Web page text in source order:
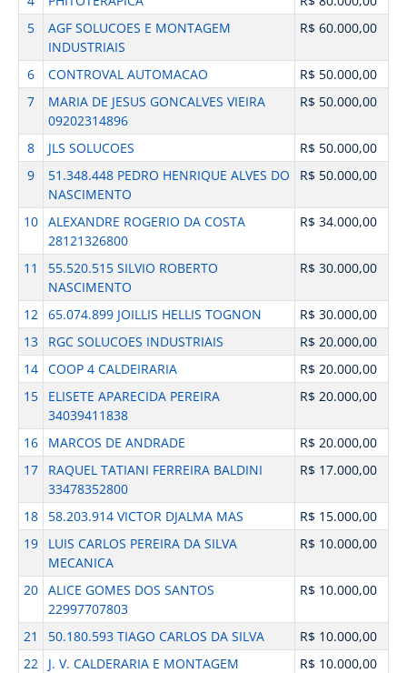
5
AGF SOLUCOES E MONTAGEM
INDUSTRIAIS
R$ 60.000,00
6 CONTROVAL AUTOMACAO
R$ 50.000,00
7
MARIA DE JESUS GONCALVES VIEIRA
09202314896
R$ 50.000,00
8 JLS SOLUCOES
R$ 50.000,00
9
51.348.448 PEDRO HENRIQUE ALVES DO
NASCIMENTO
R$ 50.000,00
10 ALEXANDRE ROGERIO DA COSTA
28121326800
R$ 34.000,00
11
55.520.515 SILVIO ROBERTO
NASCIMENTO
R$ 30.000,00
12 65.074.899 JOILLIS HELLIS TOGNON
R$ 30.000,00
13
RGC SOLUCOES INDUSTRIAIS
R$ 20.000,00
14 COOP 4 CALDEIRARIA
R$ 20.000,00
15
ELISETE APARECIDA PEREIRA
34039411838
R$ 20.000,00
16 MARCOS DE ANDRADE
R$ 20.000,00
17
RAQUEL TATIANI FERREIRA BALDINI
33478352800
R$ 17.000,00
18 58.203.914 VICTOR DJALMA MAS
R$ 15.000,00
19
LUIS CARLOS PEREIRA DA SILVA
MECANICA
R$ 10.000,00
20 ALICE GOMES DOS SANTOS
22997707803
R$ 10.000,00
21 50.180.593 TIAGO CARLOS DA SILVA
R$ 10.000,00
22
J. V. CALDERARIA E MONTAGEM
R$ 10.000,00